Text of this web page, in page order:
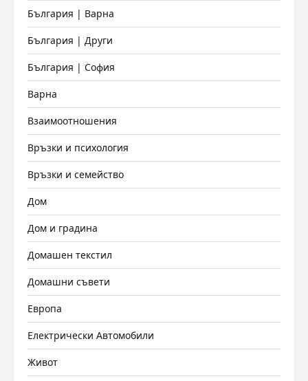
България | Варна
България | Други
България | София
Варна
Взаимоотношения
Връзки и психология
Връзки и семейство
Дом
Дом и градина
Домашен текстил
Домашни съвети
Европа
Електрически Автомобили
Живот